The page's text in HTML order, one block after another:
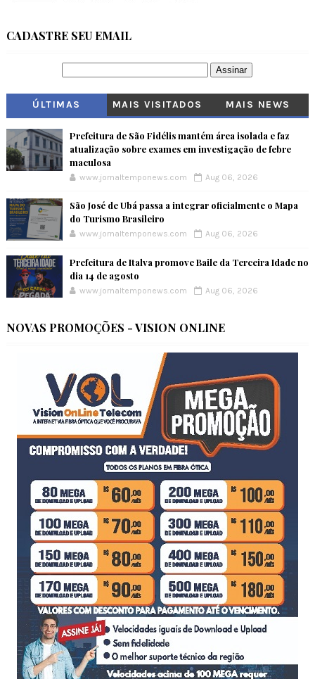
CADASTRE SEU EMAIL
ÚLTIMAS MAIS VISITADOS MAIS NEWS
Prefeitura de São Fidélis mantém área isolada e faz
atualização sobre exames em investigação de febre
maculosa
www.jornaltemponews.com Aug 06, 2026
São José de Ubá passa a integrar oficialmente o Mapa
do Turismo Brasileiro
www.jornaltemponews.com Aug 06, 2026
Prefeitura de Italva promove Baile da Terceira Idade no
dia 14 de agosto
www.jornaltemponews.com Aug 06, 2026
NOVAS PROMOÇÕES - VISION ONLINE